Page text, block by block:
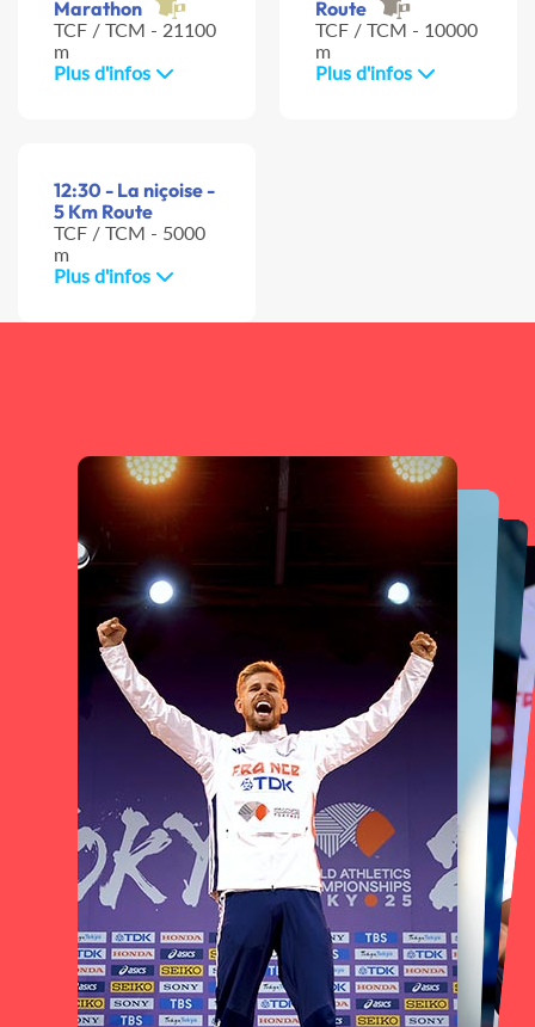
Marathon
TCF / TCM - 21100
m
Plus d'infos
Route
TCF / TCM - 10000
m
Plus d'infos
12:30 - La niçoise -
5 Km Route
TCF / TCM - 5000
m
Plus d'infos